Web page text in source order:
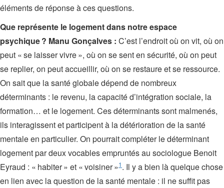
éléments de réponse à ces questions.
Que représente le logement dans notre espace
psychique ? Manu Gonçalves : C’est l’endroit où on vit, où on
peut « se laisser vivre », où on se sent en sécurité, où on peut
se replier, on peut accueillir, où on se restaure et se ressource.
On sait que la santé globale dépend de nombreux
déterminants : le revenu, la capacité d’intégration sociale, la
formation… et le logement. Ces déterminants sont malmenés,
ils interagissent et participent à la détérioration de la santé
mentale en particulier. On pourrait compléter le déterminant
logement par deux vocables empruntés au sociologue Benoit
Eyraud : « habiter » et « voisiner »1. Il y a bien là quelque chose
en lien avec la question de la santé mentale : il ne suffit pas